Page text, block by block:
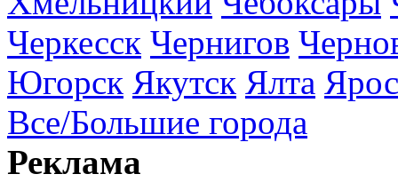
Черкесск Чернигов
Югорск Якутск Ялта
Все/Большие города
Реклама